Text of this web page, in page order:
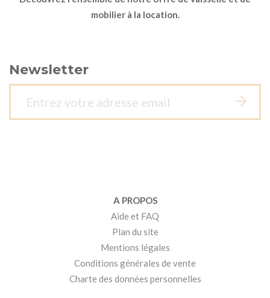
mobilier à la location.
Newsletter
A PROPOS
Aide et FAQ
Plan du site
Mentions légales
Conditions générales de vente
Charte des données personnelles